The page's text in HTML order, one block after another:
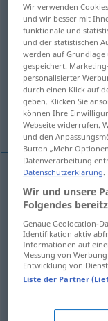
Klub [klʊp]m <Klubs
Übersicht aller
(Für mehr Details
club
Weitere
clubm Klub
grupom
ÖSTERR
Wir verwenden
und wir besser mit
funktionale und
und der statistischen
werden auf
gespeichert.
personalisierter
durch einen Klick auf
geben. Klicken Sie
können Ihre
Webseite widerrufen.
und den
Button „Mehr
Datenverarbeitung
Datenschutzerklärung.
Wir und unsere
Folgendes
Genaue Geolocation-
Identifikation aktiv
Informationen auf
Messung von
Entwicklung von
Liste der Partner